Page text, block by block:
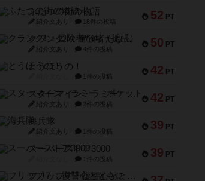
52 PT
ふたつの街の物語
紹介文あり 18件の投稿
50 PT
クランク! ：冒険者たち（拡張）
紹介文あり 4件の投稿
42 PT
とうほうの！
1件の投稿
42 PT
スターマイン・ラミー ポケット
紹介文あり 2件の投稿
39 PT
海兵隊
紹介文あり 1件の投稿
39 PT
スーパーストア3000
1件の投稿
フリップ７：復讐心とともに